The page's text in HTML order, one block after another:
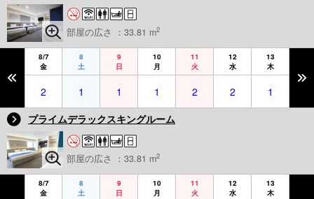
部屋の広さ ：33.81 m2
8/7
金
8
土
9
日
10
月
11
火
12
水
13
木
2 1 1 1 2 2
1
プライムデラックスキングルーム
部屋の広さ ：33.81 m2
8/7
金
8
土
9
日
10
月
11
火
12
水
13
木